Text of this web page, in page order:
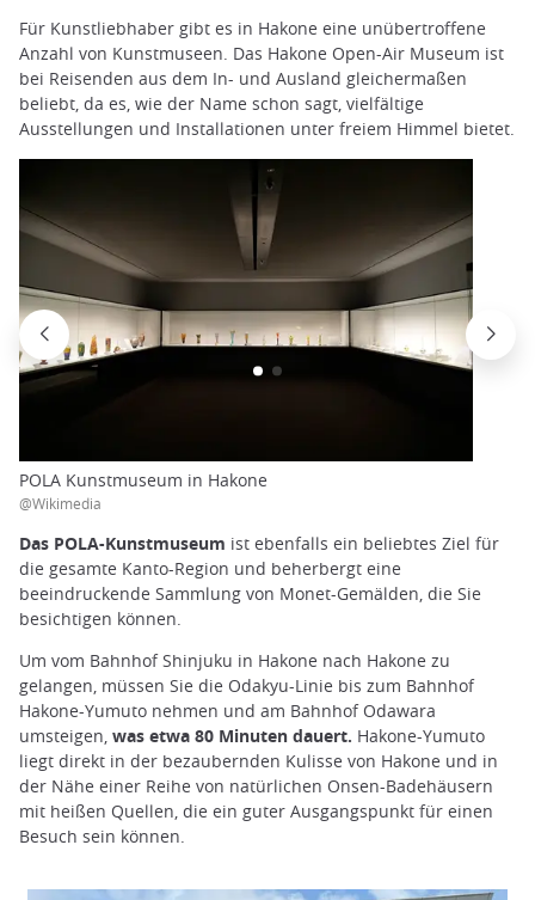
Für Kunstliebhaber gibt es in Hakone eine unübertroffene
Anzahl von Kunstmuseen. Das Hakone Open-Air Museum ist
bei Reisenden aus dem In- und Ausland gleichermaßen
beliebt, da es, wie der Name schon sagt, vielfältige
Ausstellungen und Installationen unter freiem Himmel bietet.
POLA Kunstmuseum in Hakone
@Wikimedia
Das POLA-Kunstmuseum ist ebenfalls ein beliebtes Ziel für
die gesamte Kanto-Region und beherbergt eine
beeindruckende Sammlung von Monet-Gemälden, die Sie
besichtigen können.
Um vom Bahnhof Shinjuku in Hakone nach Hakone zu
gelangen, müssen Sie die Odakyu-Linie bis zum Bahnhof
Hakone-Yumuto nehmen und am Bahnhof Odawara
umsteigen, was etwa 80 Minuten dauert. Hakone-Yumuto
liegt direkt in der bezaubernden Kulisse von Hakone und in
der Nähe einer Reihe von natürlichen Onsen-Badehäusern
mit heißen Quellen, die ein guter Ausgangspunkt für einen
Besuch sein können.